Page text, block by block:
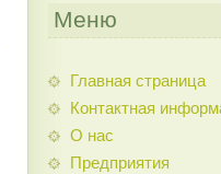
Меню
Главная страница
Контактная
О нас
Предприятия